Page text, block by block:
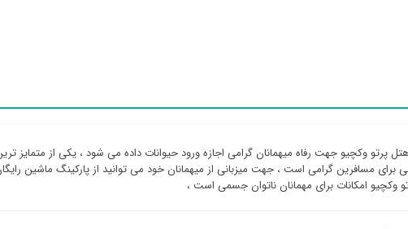
پرتو وکچیو جهت رفاه میهمانان گرامی اجازه ورود حیوانات داده می شود ، یکی از متمایز
برای مسافرین گرامی است ، جهت میزبانی از میهمانان خود می توانید از پارکینگ ماشین
وکچیو امکانات برای مهمانان ناتوان جسمی است ،